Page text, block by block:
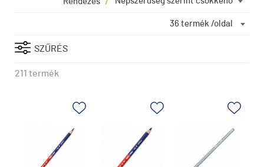
36 termék /oldal
SZŰRÉS
211 termék